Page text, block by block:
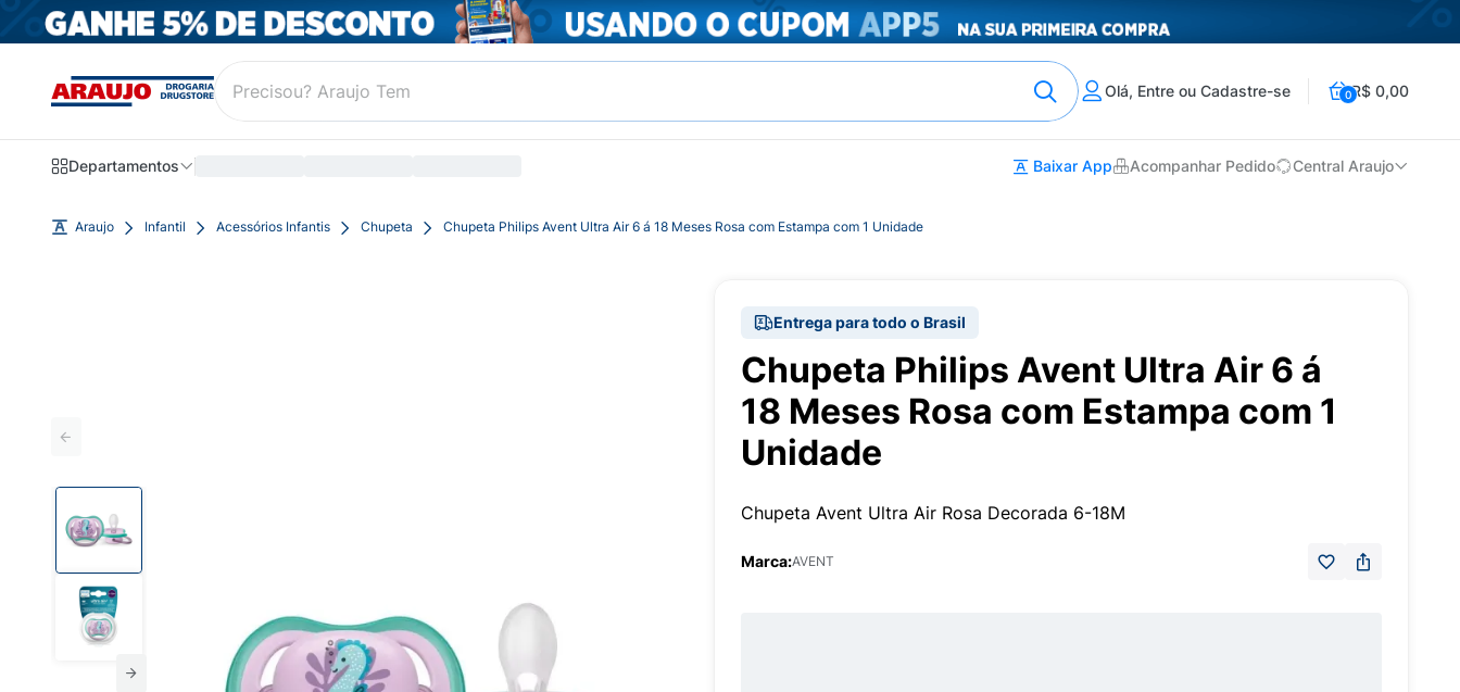
Olá, Entre ou Cadastre-se 0R$ 0,00
Departamentos Baixar App Acompanhar Pedido Central Araujo
Araujo Infantil Acessórios Infantis Chupeta Chupeta Philips Avent Ultra Air 6 á 18 Meses Rosa com Estampa com 1 Unidade
Entrega para todo o Brasil
Chupeta Philips Avent Ultra Air 6 á
18 Meses Rosa com Estampa com 1
Unidade
Chupeta Avent Ultra Air Rosa Decorada 6-18M
Marca:AVENT